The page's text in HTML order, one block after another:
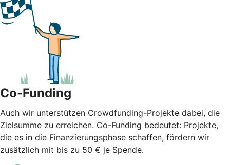
Co-Funding
Auch wir unterstützen Crowdfunding-Projekte dabei, die
Zielsumme zu erreichen. Co-Funding bedeutet: Projekte,
die es in die Finanzierungsphase schaffen, fördern wir
zusätzlich mit bis zu 50 € je Spende.